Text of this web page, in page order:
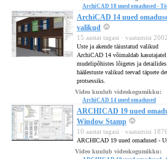
ArchiCAD 18 uued omadused -
ArchiCAD 14 uued
valikud
15 aastat tagasi · vaatamisi
Uste ja akende täiustatud valikud
ArchiCAD 14 võimaldab
mudelipõhistes lõigetes ja
häälestuste valikud teevad täpsete
protsessiks.
Video kuulub videokogumikku:
ArchiCAD 14 uued omadused
ARCHICAD 19 uued
Window Stamp
10 aastat tagasi · vaatamisi
ARCHICAD 19 uued omadused -
Video kuulub videokogumikku: